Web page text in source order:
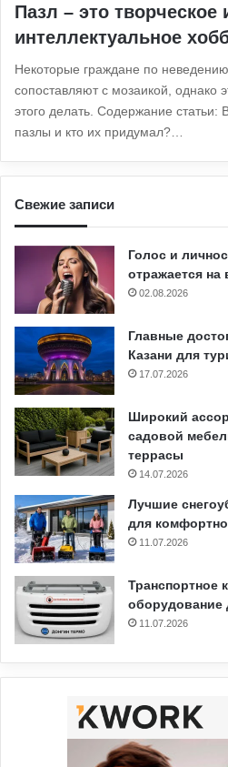
Пазл – это творческое
интеллектуальное
Некоторые граждане по
сопоставляют с мозаикой, однако
этого делать. Содержание статьи:
пазлы и кто их придумал?…
Свежие записи
Голос и
отражается
02.08.2026
Главные
Казани для
17.07.2026
Широкий
садовой
террасы
14.07.2026
Лучшие
для
11.07.2026
Транспортное
оборудование
11.07.2026